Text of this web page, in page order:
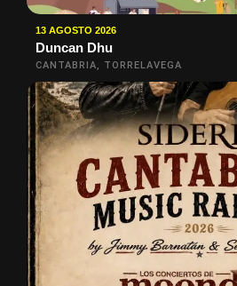
13 AGOSTO 2026
Duncan Dhu
CANTABRIA, TORRELAVEGA